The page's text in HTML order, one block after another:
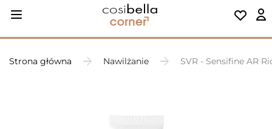
Strona główna Nawilżanie SVR - Sensifine AR